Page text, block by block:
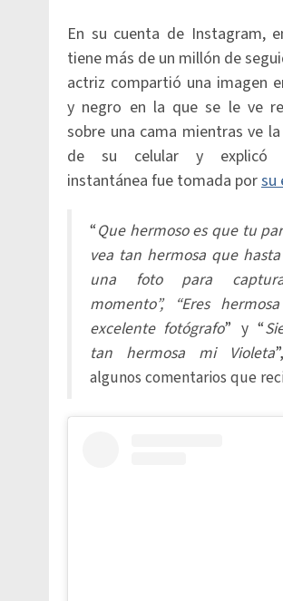
En su cuenta de Instagram,
tiene más de un millón de
actriz compartió una imagen
y negro en la que se le ve
sobre una cama mientras ve
de su celular y explicó
instantánea fue tomada porsu
“Que hermoso es que tu
vea tan hermosa que
una foto para
momento”, “Eres
excelente fotógrafo” y “
tan hermosa mi Violeta
algunos comentarios que